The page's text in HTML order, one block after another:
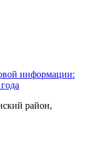
информации:
район,